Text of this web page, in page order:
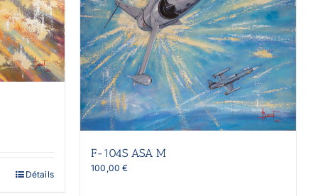
Détails
F-104S ASA M
100,00€